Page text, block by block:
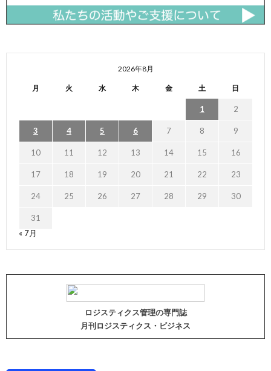
2026年8月
月 火 水 木 金 土 日
1 2
3 4 5 6 7 8 9
10 11 12 13 14 15 16
17 18 19 20 21 22 23
24 25 26 27 28 29 30
31
« 7月
ロジスティクス管理の専門誌
月刊ロジスティクス・ビジネス